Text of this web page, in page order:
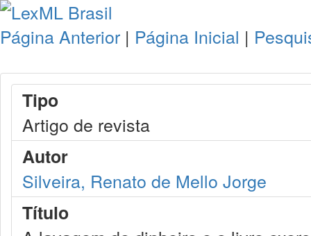
Página Anterior | Página Inicial |
Tipo
Artigo de revista
Autor
Silveira, Renato de Mello Jorge
Título